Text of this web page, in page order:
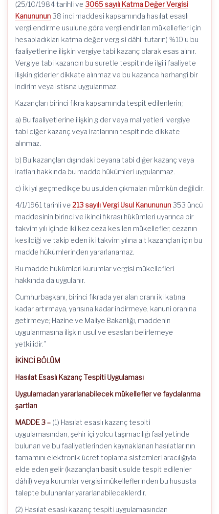
(25/10/1984 tarihli ve 3065 sayılı Katma Değer Vergisi
Kanununun 38 inci maddesi kapsamında hasılat esaslı
vergilendirme usulüne göre vergilendirilen mükellefler için
hesapladıkları katma değer vergisi dâhil tutarın) %10’u bu
faaliyetlerine ilişkin vergiye tabi kazanç olarak esas alınır.
Vergiye tabi kazancın bu suretle tespitinde ilgili faaliyete
ilişkin giderler dikkate alınmaz ve bu kazanca herhangi bir
indirim veya istisna uygulanmaz.
Kazançları birinci fıkra kapsamında tespit edilenlerin;
a) Bu faaliyetlerine ilişkin gider veya maliyetleri, vergiye
tabi diğer kazanç veya iratlarının tespitinde dikkate
alınmaz.
b) Bu kazançları dışındaki beyana tabi diğer kazanç veya
iratları hakkında bu madde hükümleri uygulanmaz.
c) İki yıl geçmedikçe bu usulden çıkmaları mümkün değildir.
4/1/1961 tarihli ve 213 sayılı Vergi Usul Kanununun 353 üncü
maddesinin birinci ve ikinci fıkrası hükümleri uyarınca bir
takvim yılı içinde iki kez ceza kesilen mükellefler, cezanın
kesildiği ve takip eden iki takvim yılına ait kazançları için bu
madde hükümlerinden yararlanamaz.
Bu madde hükümleri kurumlar vergisi mükellefleri
hakkında da uygulanır.
Cumhurbaşkanı, birinci fıkrada yer alan oranı iki katına
kadar artırmaya, yarısına kadar indirmeye, kanuni oranına
getirmeye; Hazine ve Maliye Bakanlığı, maddenin
uygulanmasına ilişkin usul ve esasları belirlemeye
yetkilidir.”
İKİNCİ BÖLÜM
Hasılat Esaslı Kazanç Tespiti Uygulaması
Uygulamadan yararlanabilecek mükellefler ve faydalanma
şartları
MADDE 3 – (1) Hasılat esaslı kazanç tespiti
uygulamasından, şehir içi yolcu taşımacılığı faaliyetinde
bulunan ve bu faaliyetlerinden kaynaklanan hasılatlarının
tamamını elektronik ücret toplama sistemleri aracılığıyla
elde eden gelir (kazançları basit usulde tespit edilenler
dâhil) veya kurumlar vergisi mükelleflerinden bu hususta
talepte bulunanlar yararlanabileceklerdir.
(2) Hasılat esaslı kazanç tespiti uygulamasından